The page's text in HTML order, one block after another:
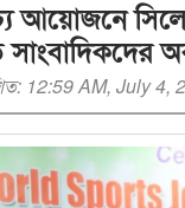
আয়োজনে
সাংবাদিকদের
12:59 AM, July 4,